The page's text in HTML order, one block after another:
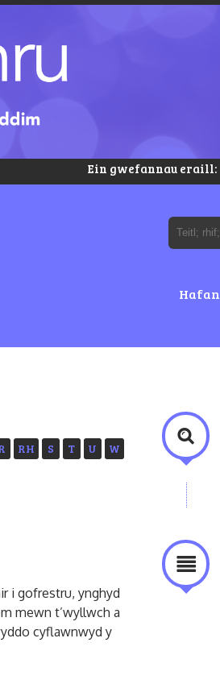
Ein gwefannau eraill:
Hafan
RH S T U
W
i gofrestru, ynghyd
mewn t’wyllwch a
cyflawnwyd y